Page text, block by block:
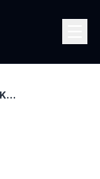
BERIKUT QUICK COUNT PILKADA SUMSEL